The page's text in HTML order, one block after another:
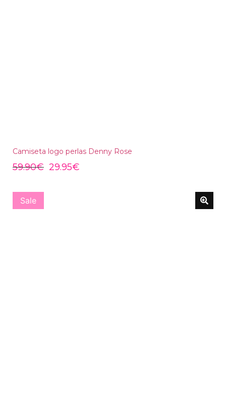
Camiseta logo perlas Denny Rose
59.90€ 29.95€
Sale